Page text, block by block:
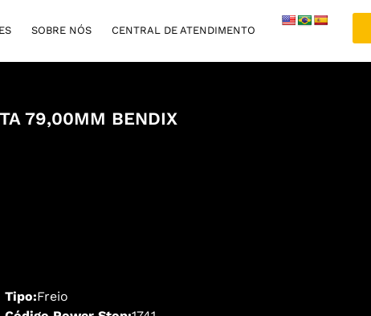
SOBRE NÓS CENTRAL DE ATENDIMENTO
79,00MM BENDIX
Tipo:Freio